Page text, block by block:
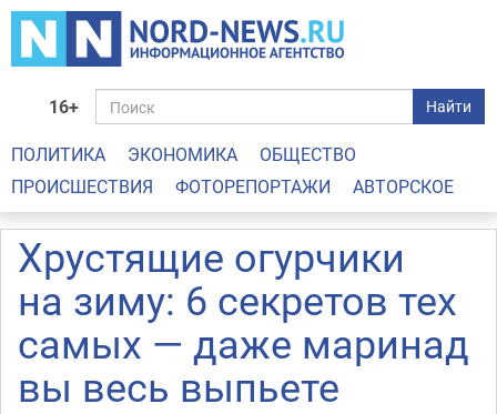
16+ Найти
ПОЛИТИКА ЭКОНОМИКА
ОБЩЕСТВО
ПРОИСШЕСТВИЯ
ФОТОРЕПОРТАЖИ АВТОРСКОЕ
Хрустящие огурчики
на зиму: 6 секретов тех
самых — даже маринад
вы весь выпьете